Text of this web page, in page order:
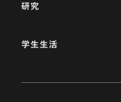
研究
学生生活